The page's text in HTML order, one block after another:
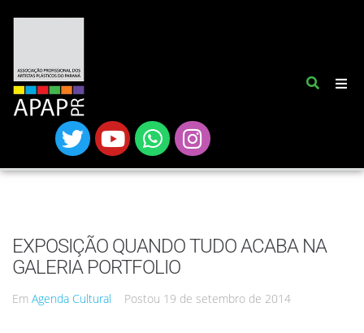
EXPOSIÇÃO QUANDO TUDO ACABA NA
GALERIA PORTFOLIO
Em Agenda Cultural Postou 19 de setembro de 2014